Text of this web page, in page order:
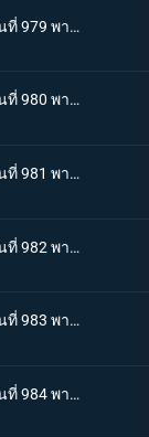
One piece วันพีช ตอนที่ 979 พากย์ไทย โชคดีงั้นรึ!? แผนการของคินเอม่อน
One piece วันพีช ตอนที่ 980 พากย์ไทย สัญญาแห่งน้ำตา! โมโมโนะสุเกะถูกลักพาตัว
One piece วันพีช ตอนที่ 981 พากย์ไทย พวกพ้องคนใหม่! ชายชาตรีแห่งท้องทะเล จินเบ!
One piece วันพีช ตอนที่ 982 พากย์ไทย ไพ่ตายของไคโด หกล่องนภาปรากฏตัว
One piece วันพีช ตอนที่ 983 พากย์ไทย เหล่าซามูไรเอาจริง! ขึ้นฝั่งเกาะโอนิกาชิมะ
One piece วันพีช ตอนที่ 984 พากย์ไทย ลูฟี่อาละวาด ลอบเข้างานเลี้ยงของไคโด